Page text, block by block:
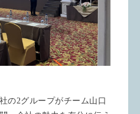
の2グループがチーム山口